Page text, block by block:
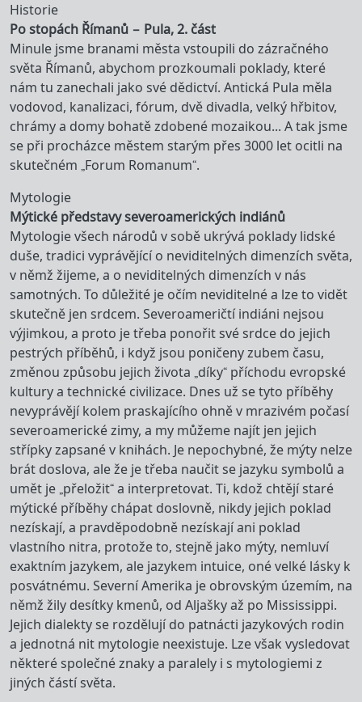
Historie
Po stopách Římanů – Pula, 2. část
Minule jsme branami města vstoupili do zázračného
světa Římanů, abychom prozkoumali poklady, které
nám tu zanechali jako své dědictví. Antická Pula měla
vodovod, kanalizaci, fórum, dvě divadla, velký hřbitov,
chrámy a domy bohatě zdobené mozaikou... A tak jsme
se při procházce městem starým přes 3000 let ocitli na
skutečném „Forum Romanum“.
Mytologie
Mýtické představy severoamerických indiánů
Mytologie všech národů v sobě ukrývá poklady lidské
duše, tradici vyprávějící o neviditelných dimenzích světa,
v němž žijeme, a o neviditelných dimenzích v nás
samotných. To důležité je očím neviditelné a lze to vidět
skutečně jen srdcem. Severoameričtí indiáni nejsou
výjimkou, a proto je třeba ponořit své srdce do jejich
pestrých příběhů, i když jsou poničeny zubem času,
změnou způsobu jejich života „díky“ příchodu evropské
kultury a technické civilizace. Dnes už se tyto příběhy
nevyprávějí kolem praskajícího ohně v mrazivém počasí
severoamerické zimy, a my můžeme najít jen jejich
střípky zapsané v knihách. Je nepochybné, že mýty nelze
brát doslova, ale že je třeba naučit se jazyku symbolů a
umět je „přeložit“ a interpretovat. Ti, kdož chtějí staré
mýtické příběhy chápat doslovně, nikdy jejich poklad
nezískají, a pravděpodobně nezískají ani poklad
vlastního nitra, protože to, stejně jako mýty, nemluví
exaktním jazykem, ale jazykem intuice, oné velké lásky k
posvátnému. Severní Amerika je obrovským územím, na
němž žily desítky kmenů, od Aljašky až po Mississippi.
Jejich dialekty se rozdělují do patnácti jazykových rodin
a jednotná nit mytologie neexistuje. Lze však vysledovat
některé společné znaky a paralely i s mytologiemi z
jiných částí světa.